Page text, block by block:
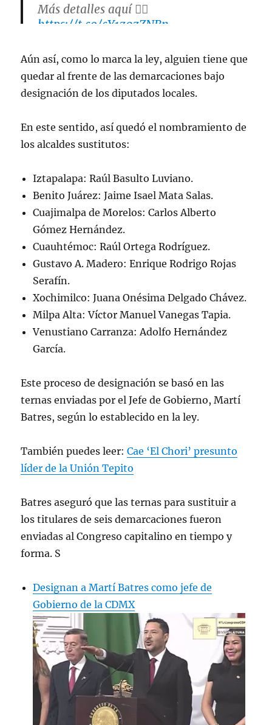
Más detalles aquí 👇🏽
https://t.co/cY1z0zZNBn
Hilo 1/2
pic.twitter.com/ysaiZpqGfg
— Congreso de la Ciudad de México
(@Congreso_CdMex)March 19, 2024
Aún así, como lo marca la ley, alguien tiene que
quedar al frente de las demarcaciones bajo
designación de los diputados locales.
En este sentido, así quedó el nombramiento de
los alcaldes sustitutos:
Iztapalapa: Raúl Basulto Luviano.
Benito Juárez: Jaime Isael Mata Salas.
Cuajimalpa de Morelos: Carlos Alberto
Gómez Hernández.
Cuauhtémoc: Raúl Ortega Rodríguez.
Gustavo A. Madero: Enrique Rodrigo Rojas
Serafín.
Xochimilco: Juana Onésima Delgado Chávez.
Milpa Alta: Víctor Manuel Vanegas Tapia.
Venustiano Carranza: Adolfo Hernández
García.
Este proceso de designación se basó en las
ternas enviadas por el Jefe de Gobierno, Martí
Batres, según lo establecido en la ley.
También puedes leer:Cae ‘El Chori’ presunto
líder de la Unión Tepito
Batres aseguró que las ternas para sustituir a
los titulares de seis demarcaciones fueron
enviadas al Congreso capitalino en tiempo y
forma. S
Designan a Martí Batres como jefe de
Gobierno de la CDMX